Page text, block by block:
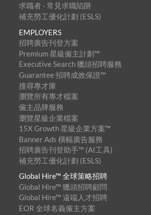
求職者 - 常見求職陷阱
補充勞工優化計劃 (ESLS)
EMPLOYERS
招聘廣告刊登方案
Premium 星級僱主計劃™
Executive Search 獵頭招聘服務
Guarantee 招聘成效保證™
搜尋專才庫
瀏覽所有專才檔案
僱主品牌服務
瀏覽星級企業檔案
15X Growth 星級企業方案™
Banner Ads 橫幅廣告服務
招聘廣告刊登助手™ (AI工具)
補充勞工優化計劃 (ESLS)
Global Hire™ 全球策略招聘
Global Hire™ 獵頭招聘顧問
Global Hire™ 遠端人才招聘
EOR 全球名義僱主方案